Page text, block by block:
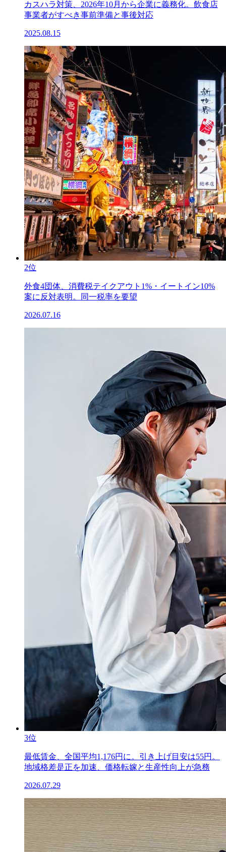
カスハラ対策、2026年10月から企業に義務化。飲食店
事業者がすべき事前準備と事後対応
2025.08.15
2位
外食4団体、消費税テイクアウト1%・イートイン10%
案に反対表明。同一税率を要望
2026.07.16
3位
最低賃金、全国平均1,176円に。引き上げ目安は55円。
地域格差是正を加速、価格転嫁と生産性向上が急務
2026.07.29